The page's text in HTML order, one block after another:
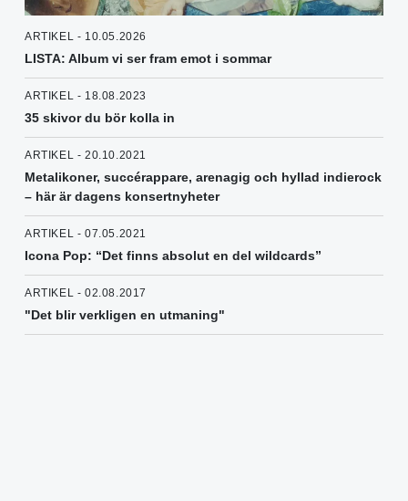
ARTIKEL - 10.05.2026
LISTA: Album vi ser fram emot i sommar
ARTIKEL - 18.08.2023
35 skivor du bör kolla in
ARTIKEL - 20.10.2021
Metalikoner, succérappare, arenagig och hyllad indierock
– här är dagens konsertnyheter
ARTIKEL - 07.05.2021
Icona Pop: “Det finns absolut en del wildcards”
ARTIKEL - 02.08.2017
"Det blir verkligen en utmaning"